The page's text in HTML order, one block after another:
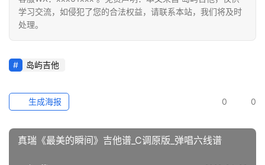
学习交流，如侵犯了您的合法权益，请联系本站，我们将及时
处理。
岛屿吉他
0 0
生成海报
真瑞《最美的瞬间》吉他谱_C调原版_弹唱六线谱